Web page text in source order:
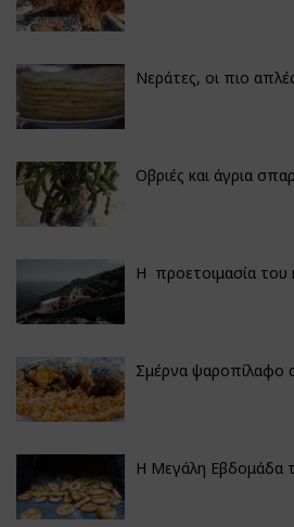
Νεράτες, οι πιο
Οβριές και άγρια
Η προετοιμασία του
Σμέρνα ψαροπίλαφο
Η Μεγάλη Εβδομάδα